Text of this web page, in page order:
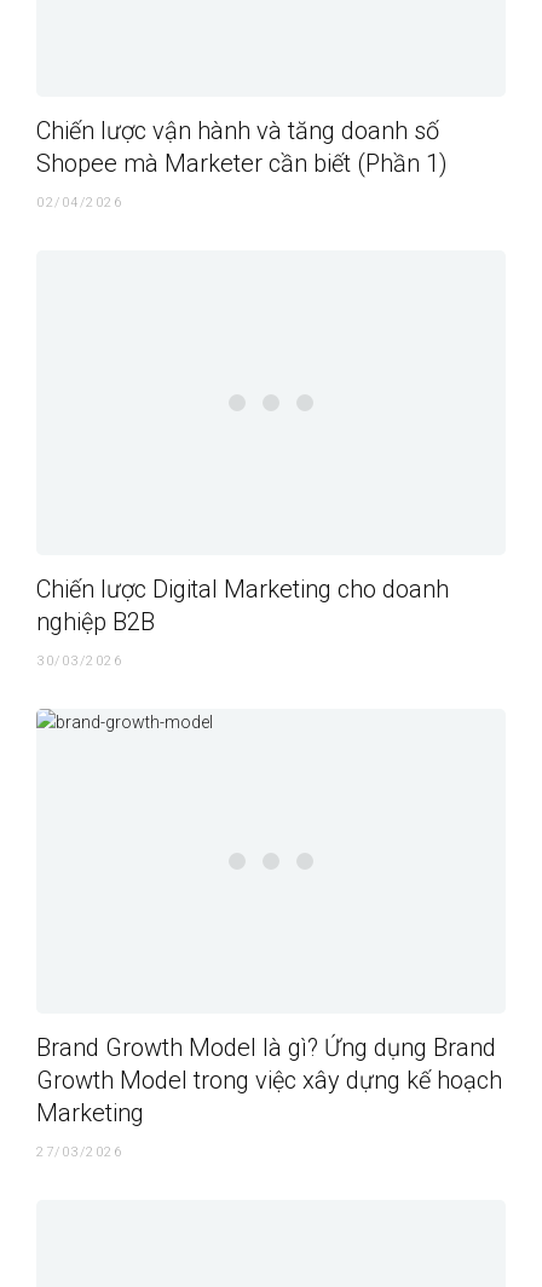
Chiến lược vận hành và tăng doanh số
Shopee mà Marketer cần biết (Phần 1)
02/04/2026
Chiến lược Digital Marketing cho doanh
nghiệp B2B
30/03/2026
Brand Growth Model là gì? Ứng dụng Brand
Growth Model trong việc xây dựng kế hoạch
Marketing
27/03/2026